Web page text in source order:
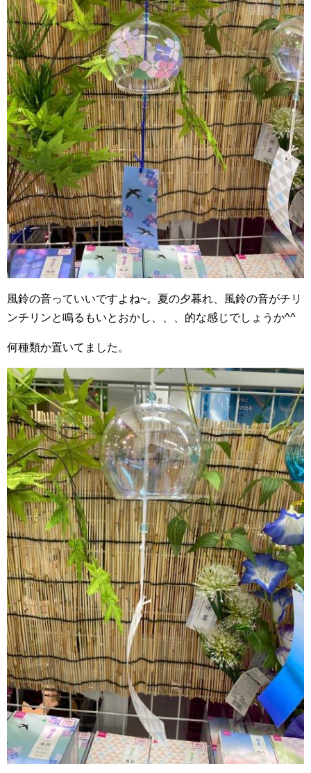
風鈴の音っていいですよね~。夏の夕暮れ、風鈴の音がチリ
ンチリンと鳴るもいとおかし、、、的な感じでしょうか^^
何種類か置いてました。